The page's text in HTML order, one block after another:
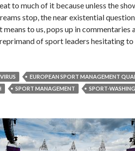
to much of it because unless the
stop, the near existential
means to us, pops up in commentaries
of sport leaders hesitating
EUROPEAN SPORT MANAGEMENT
SPORT MANAGEMENT SPORT-WASHING